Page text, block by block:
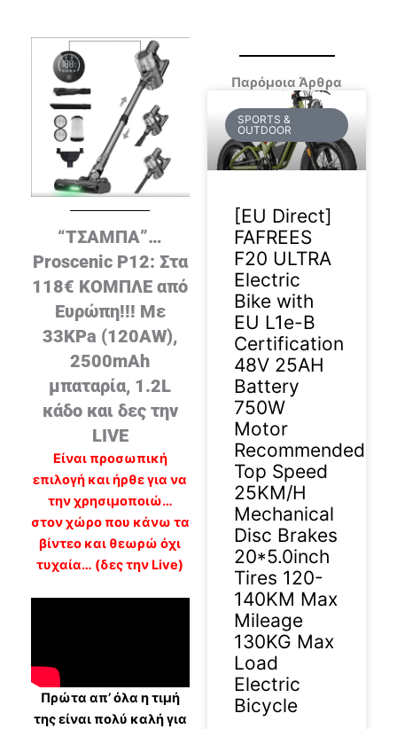
“ΤΣΑΜΠΑ”…
Proscenic P12: Στα
118€ ΚΟΜΠΛΕ από
Ευρώπη!!! Με
33KPa (120AW),
2500mAh
μπαταρία, 1.2L
κάδο και δες την
LIVE
Είναι προσωπική
επιλογή και ήρθε για να
την χρησιμοποιώ…
στον χώρο που κάνω τα
βίντεο και θεωρώ όχι
τυχαία… (δες την Live)
Πρώτα απ’ όλα η τιμή
της είναι πολύ καλή για
Παρόμοια Άρθρα
SPORTS &
OUTDOOR
[EU Direct]
FAFREES
F20 ULTRA
Electric
Bike with
EU L1e-B
Certification
48V 25AH
Battery
750W
Motor
Recommended
Top Speed
25KM/H
Mechanical
Disc Brakes
20*5.0inch
Tires 120-
140KM Max
Mileage
130KG Max
Load
Electric
Bicycle